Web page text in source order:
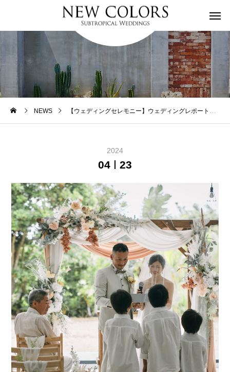
NEWS 【ウェディングセレモニー】ウェディングレポートを追加しました。
2024
04 23